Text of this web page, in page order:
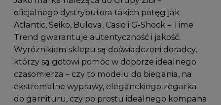
oficjalnego dystrybutora takich potęg jak
Atlantic, Seiko, Bulova, Casio i G-Shock – Time
Trend gwarantuje autentyczność i jakość.
Wyróżnikiem sklepu są doświadczeni doradcy,
którzy są gotowi pomóc w doborze idealnego
czasomierza – czy to modelu do biegania, na
ekstremalne wyprawy, eleganckiego zegarka
do garnituru, czy po prostu idealnego kompana